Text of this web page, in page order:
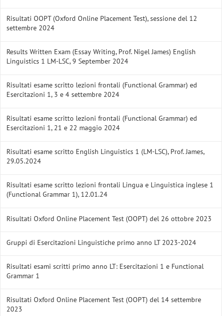
Risultati OOPT (Oxford Online Placement Test), sessione del 12
settembre 2024
Results Written Exam (Essay Writing, Prof. Nigel James) English
Linguistics 1 LM-LSC, 9 September 2024
Risultati esame scritto lezioni frontali (Functional Grammar) ed
Esercitazioni 1, 3 e 4 settembre 2024
Risultati esame scritto lezioni frontali (Functional Grammar) ed
Esercitazioni 1, 21 e 22 maggio 2024
Risultati esame scritto English Linguistics 1 (LM-LSC), Prof. James,
29.05.2024
Risultati esame scritto lezioni frontali Lingua e Linguistica inglese 1
(Functional Grammar 1), 12.01.24
Risultati Oxford Online Placement Test (OOPT) del 26 ottobre 2023
Gruppi di Esercitazioni Linguistiche primo anno LT 2023-2024
Risultati esami scritti primo anno LT: Esercitazioni 1 e Functional
Grammar 1
Risultati Oxford Online Placement Test (OOPT) del 14 settembre
2023